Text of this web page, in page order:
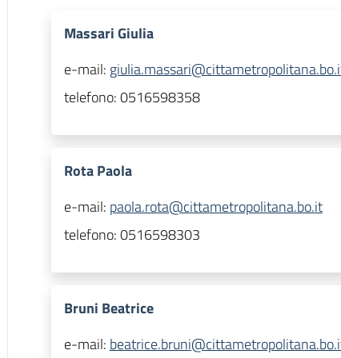
Massari Giulia
e-mail:
telefono:0516598358
Rota Paola
e-mail: paola.rota@cittametropolitana.bo.it
telefono:0516598303
Bruni Beatrice
e-mail: